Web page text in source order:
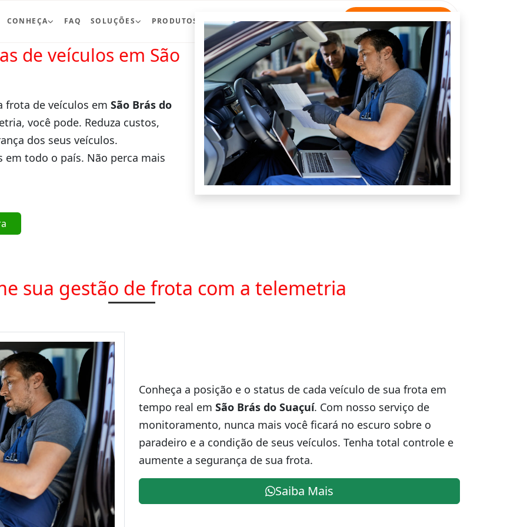
Rastreamento
CONHEÇA FAQ SOLUÇÕES PRODUTOS BLOG CONTATO
Unidade São Brás do Suaçuí
de veículos em São
frota de veículos em São Brás do
você pode. Reduza custos,
dos seus veículos.
em todo o país. Não perca mais
sua gestão de frota com a telemetria
Conheça a posição e o status de cada veículo de sua frota em
tempo real em São Brás do Suaçuí. Com nosso serviço de
monitoramento, nunca mais você ficará no escuro sobre o
paradeiro e a condição de seus veículos. Tenha total controle e
aumente a segurança de sua frota.
Saiba Mais